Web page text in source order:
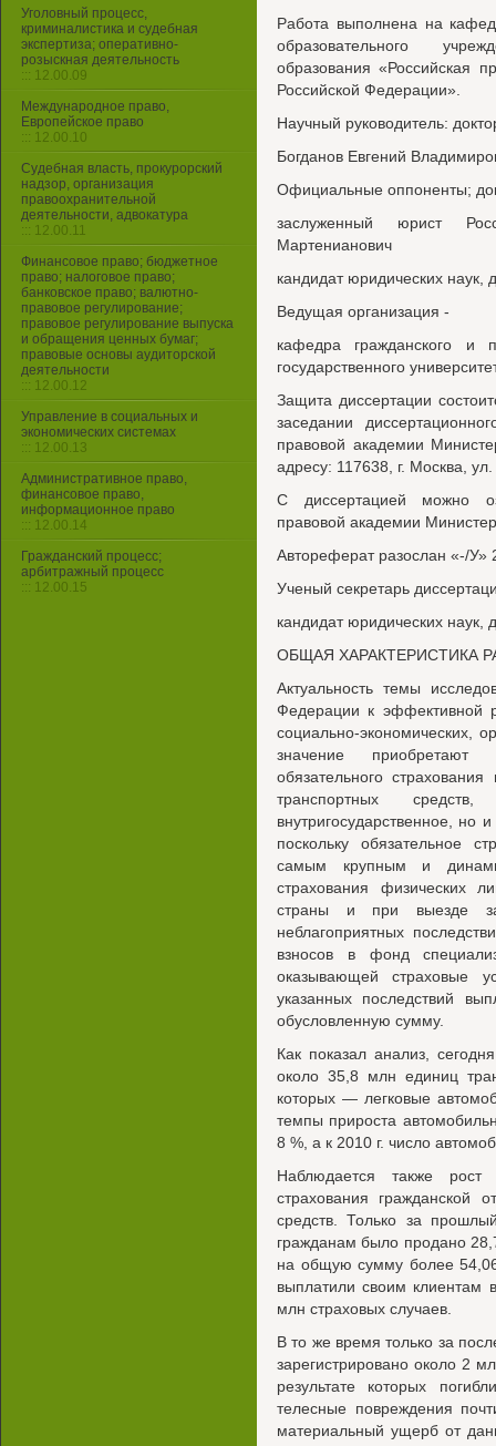
Работа выполнена на
образовательного
образования «Российская
Российской Федерации».
Научный руководитель:
Богданов Евгений
Официальные оппоненты;
заслуженный юрист
Мартенианович
кандидат юридических
Ведущая организация -
кафедра гражданского и
государственного
Защита диссертации
заседании
правовой академии
адресу: 117638, г. Москва,
С диссертацией можно
правовой академии
Автореферат разослан «-/У»
Ученый секретарь
кандидат юридических
ОБЩАЯ ХАРАКТЕРИСТИКА
Актуальность темы
Федерации к эффективной
социально-экономических,
значение приобретают
обязательного страхования
транспортных
внутригосударственное, но
поскольку обязательное
самым крупным и
страхования физических
страны и при выезде
неблагоприятных
взносов в фонд
оказывающей страховые
указанных последствий
обусловленную сумму.
Как показал анализ,
около 35,8 млн единиц
которых — легковые
темпы прироста
8 %, а к 2010 г. число
Наблюдается также рост
страхования гражданской
средств. Только за
гражданам было продано
на общую сумму более
выплатили своим
млн страховых случаев.
В то же время только за
зарегистрировано около 2
результате которых
телесные повреждения
материальный ущерб от
Уголовный процесс,
криминалистика и судебная
экспертиза; оперативно-
розыскная деятельность
::: 12.00.09
Международное право,
Европейское право
::: 12.00.10
Судебная власть, прокурорский
надзор, организация
правоохранительной
деятельности, адвокатура
::: 12.00.11
Финансовое право; бюджетное
право; налоговое право;
банковское право; валютно-
правовое регулирование;
правовое регулирование выпуска
и обращения ценных бумаг;
правовые основы аудиторской
деятельности
::: 12.00.12
Управление в социальных и
экономических системах
::: 12.00.13
Административное право,
финансовое право,
информационное право
::: 12.00.14
Гражданский процесс;
арбитражный процесс
::: 12.00.15